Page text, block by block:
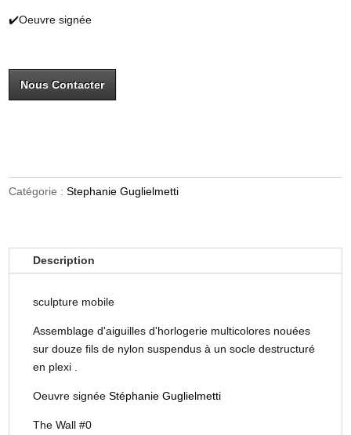
✔️Oeuvre signée
Nous Contacter
Catégorie :Stephanie Guglielmetti
Description
sculpture mobile
Assemblage d'aiguilles d'horlogerie multicolores nouées
sur douze fils de nylon suspendus à un socle destructuré
en plexi .
Oeuvre signéeStéphanie Guglielmetti
The Wall #0